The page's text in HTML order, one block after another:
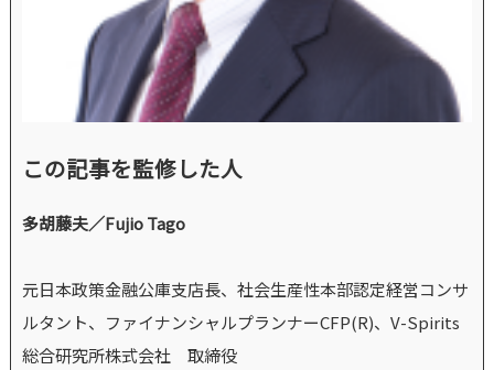
この記事を監修した人
多胡藤夫／Fujio Tago
元日本政策金融公庫支店長、社会生産性本部認定経営コンサ
ルタント、ファイナンシャルプランナーCFP(R)、V-Spirits
総合研究所株式会社 取締役